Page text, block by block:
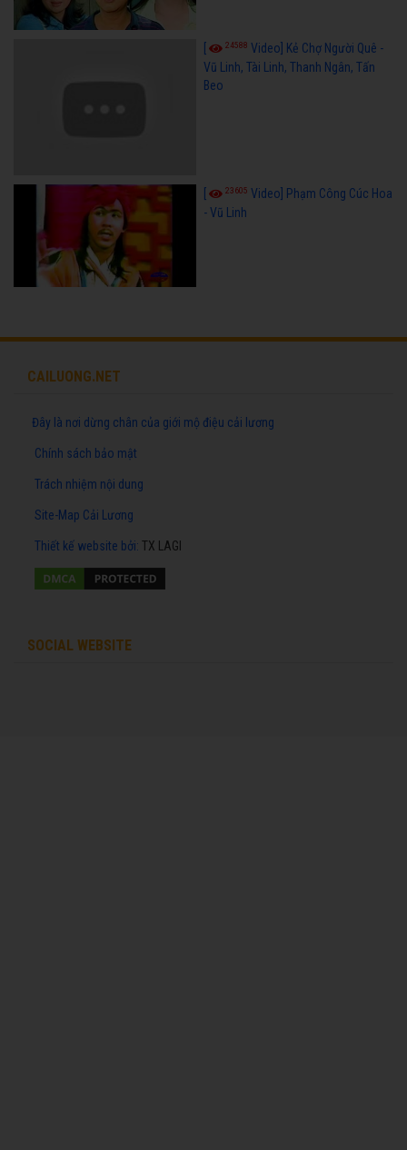
24588 Video] Kẻ Chợ Người Quê -
Vũ Linh, Tài Linh, Thanh Ngân, Tấn
Beo
23605 Video] Phạm Công Cúc Hoa
- Vũ Linh
CAILUONG.NET
Đây là nơi dừng chân của giới mộ điệu cải lương
Chính sách bảo mật
Trách nhiệm nội dung
Site-Map Cải Lương
Thiết kế website bởi: TX LAGI
SOCIAL WEBSITE